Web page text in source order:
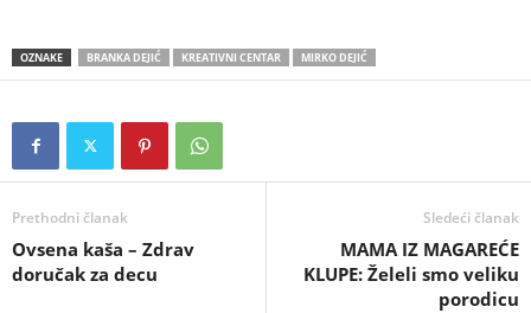
OZNAKE BRANKA DEJIĆ KREATIVNI CENTAR MIRKO DEJIĆ
Prethodni članak
Ovsena kaša – Zdrav
doručak za decu
Sledeći članak
MAMA IZ MAGAREĆE
KLUPE: Želeli smo veliku
porodicu